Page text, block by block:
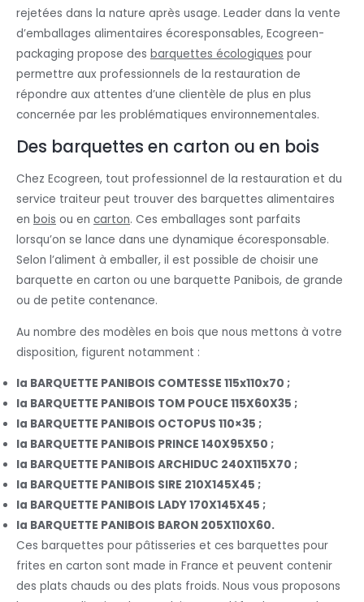
rejetées dans la nature après usage. Leader dans la vente
d’emballages alimentaires écoresponsables, Ecogreen-
packaging propose des barquettes écologiques pour
permettre aux professionnels de la restauration de
répondre aux attentes d’une clientèle de plus en plus
concernée par les problématiques environnementales.
Des barquettes en carton ou en bois
Chez Ecogreen, tout professionnel de la restauration et du
service traiteur peut trouver des barquettes alimentaires
en bois ou en carton. Ces emballages sont parfaits
lorsqu’on se lance dans une dynamique écoresponsable.
Selon l’aliment à emballer, il est possible de choisir une
barquette en carton ou une barquette Panibois, de grande
ou de petite contenance.
Au nombre des modèles en bois que nous mettons à votre
disposition, figurent notamment :
la BARQUETTE PANIBOIS COMTESSE 115x110x70 ;
la BARQUETTE PANIBOIS TOM POUCE 115X60X35 ;
la BARQUETTE PANIBOIS OCTOPUS 110×35 ;
la BARQUETTE PANIBOIS PRINCE 140X95X50 ;
la BARQUETTE PANIBOIS ARCHIDUC 240X115X70 ;
la BARQUETTE PANIBOIS SIRE 210X145X45 ;
la BARQUETTE PANIBOIS LADY 170X145X45 ;
la BARQUETTE PANIBOIS BARON 205X110X60.
Ces barquettes pour pâtisseries et ces barquettes pour
frites en carton sont made in France et peuvent contenir
des plats chauds ou des plats froids. Nous vous proposons